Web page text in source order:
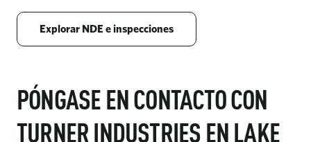
Explorar NDE e inspecciones
PÓNGASE EN CONTACTO CON
TURNER INDUSTRIES EN LAKE